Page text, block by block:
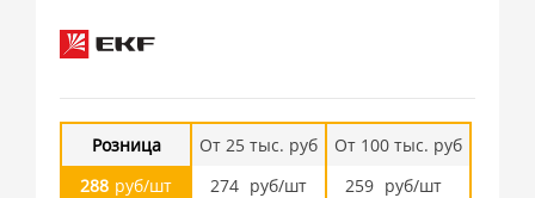
Розница
288 руб/шт
От 25 тыс. руб
274 руб/шт
От 100 тыс. руб
259 руб/шт